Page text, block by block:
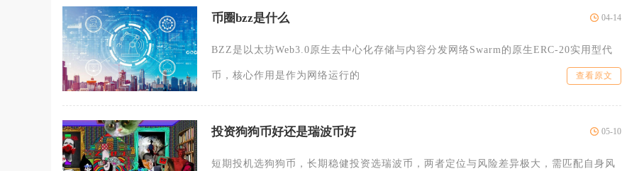
币圈bzz是什么 04-14
BZZ是以太坊Web3.0原生去中心化存储与内容分发网络Swarm的原生ERC-20实用型代
币，核心作用是作为网络运行的 查看原文
投资狗狗币好还是瑞波币好 05-10
短期投机选狗狗币，长期稳健投资选瑞波币，两者定位与风险差异极大，需匹配自身风